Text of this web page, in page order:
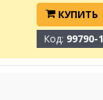
КУПИТЬ
Код: 99790-1